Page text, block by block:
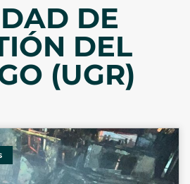
DE
DEL
(UGR)